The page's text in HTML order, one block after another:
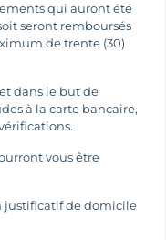
qui auront été
seront remboursés
de trente (30)
dans le but de
à la carte bancaire,
vous être
justificatif de domicile